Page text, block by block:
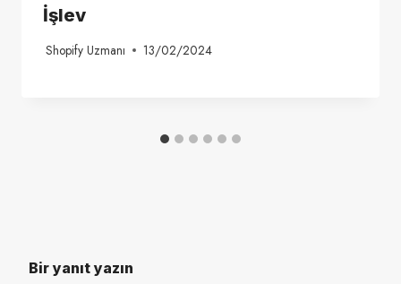
İşlev
Shopify Uzmanı 13/02/2024
Bir yanıt yazın